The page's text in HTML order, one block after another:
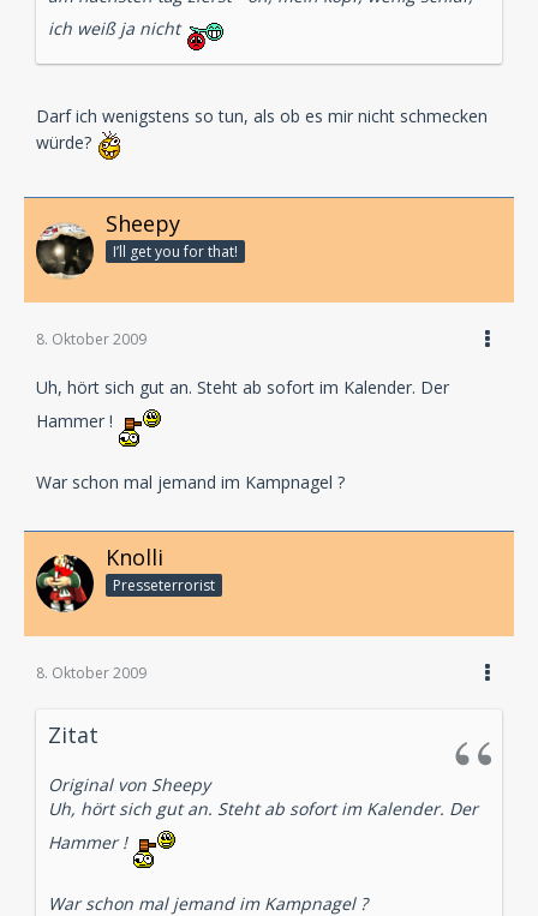
ich weiß ja nicht
Darf ich wenigstens so tun, als ob es mir nicht schmecken
würde?
Sheepy
I’ll get you for that!
8. Oktober 2009
Uh, hört sich gut an. Steht ab sofort im Kalender. Der
Hammer !
War schon mal jemand im Kampnagel ?
Knolli
Presseterrorist
8. Oktober 2009
Zitat
Original von Sheepy
Uh, hört sich gut an. Steht ab sofort im Kalender. Der
Hammer !
War schon mal jemand im Kampnagel ?